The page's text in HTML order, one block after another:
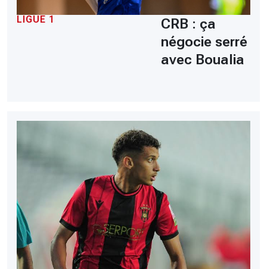
LIGUE 1
CRB : ça
négocie serré
avec Boualia